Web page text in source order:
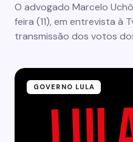
O advogado Marcelo
feira (11), em entrevista à
transmissão dos votos
GOVERNO LULA